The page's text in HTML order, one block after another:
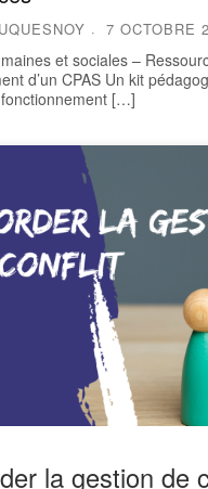
7 OCTOBRE
et sociales –
d’un CPAS Un kit
[…]
d’aborder la question
Mixant théorie et
ces fiches visent à travailler
des compétences
Elles permettent
contribuent à la prévention
la gestion de